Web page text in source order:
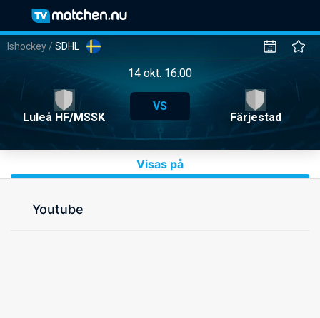
Ishockey /SDHL
14 okt. 16:00
Luleå HF/MSSK
VS
Färjestad
Visas på
Youtube